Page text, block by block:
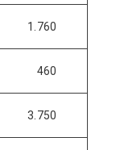
1.760
460
3.750